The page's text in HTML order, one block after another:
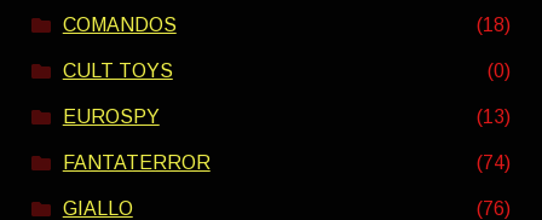
COMANDOS (18)
CULT TOYS (0)
EUROSPY (13)
FANTATERROR (74)
GIALLO (76)